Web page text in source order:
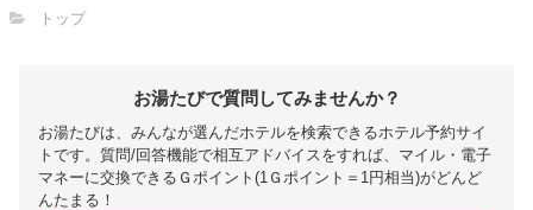
トップ
お湯たびで質問してみませんか？
お湯たびは、みんなが選んだホテルを検索できるホテル予約サイ
トです。質問/回答機能で相互アドバイスをすれば、マイル・電子
マネーに交換できるＧポイント(1Ｇポイント＝1円相当)がどんど
んたまる！